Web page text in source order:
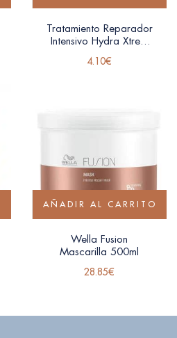
Tratamiento Reparador
Intensivo Hydra Xtrem
4.10€
AÑADIR AL CARRITO
Wella Fusion
Mascarilla 500ml
28.85€